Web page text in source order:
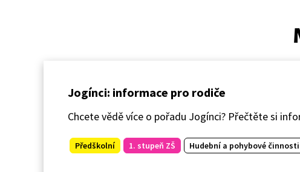
Jogínci: informace pro rodiče
Chcete vědě více o pořadu Jogínci? Přečtěte si
Předškolní 1. stupeň ZŠ Hudební a pohybové činnosti